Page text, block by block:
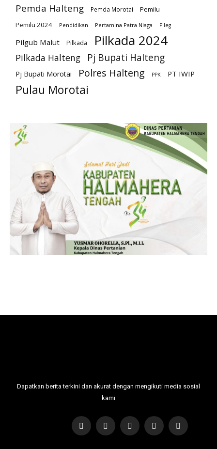
Pemda Halteng Pemda Morotai
Pemilu
Pemilu 2024
Pendidikan Pertamina Patra Niaga Pileg
Pilgub Malut Pilkada Pilkada 2024
Pilkada Halteng Pj Bupati Halteng
Pj Bupati Morotai Polres Halteng PPK PT IWIP
Pulau Morotai
Dapatkan berita terkini dan akurat dengan mengikuti media sosial
kami